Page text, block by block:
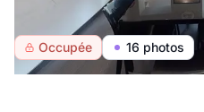
Occupée 16 photos